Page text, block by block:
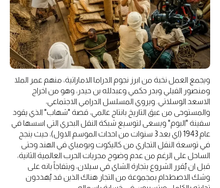
ويجمع العمل نخبة من ابرز نجوم الدراما الاماراتية، منهم عمر الملا
ومنصور الفيلي وبدر حكمي وعبدلله بن حيدر، وهو من اخراج
الاسعد الوسلاتي. ويروي المسلسل الدرامي الاجتماعي،
والمستوحى من عبق التاريخ بانتاج عالمي، قصة "شهاب" الذي يقود
سفينة "البوم" ويسعى لتوسيع شبكة النقل البحري التي اسسها في
عام 1943 (اي بعد 3 سنوات من احداث الموسم الاول)، حيث ينجح
في توسعة النقل التجاري من كاليكوت وبومباي في الهند وحتى
الساحل على الرغم من عدم وضوح مجريات الحرب العالمية الثانية،
قبل ان يُقرر الشروع بتجارة الشاي في سيلان، ويتفاجاً بانه على
وشك الاصطدام بمجموعة من التجار هناك الذين قد يُهددون